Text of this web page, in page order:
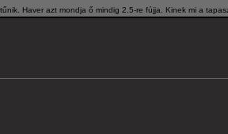
Haver azt mondja ő mindig 2.5-re fújja. Kinek mi a